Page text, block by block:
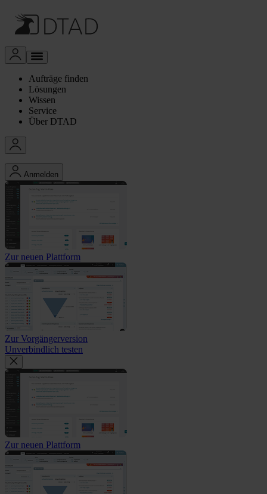
Aufträge finden
Lösungen
Wissen
Service
Über DTAD
Anmelden
Zur neuen Plattform
Zur Vorgängerversion
Unverbindlich testen
Zur neuen Plattform